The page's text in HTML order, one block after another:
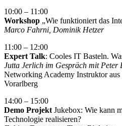
10:00 – 11:00
Workshop „Wie funktioniert das
Marco Fahrni, Dominik Hetzer
11:00 – 12:00
Expert Talk: Cooles IT Basteln.
Jutta Jerlich im Gespräch mit Peter
Networking Academy Instruktor aus
Vorarlberg
14:00 – 15:00
Demo Projekt Jukebox: Wie kann
Technologie realisieren?